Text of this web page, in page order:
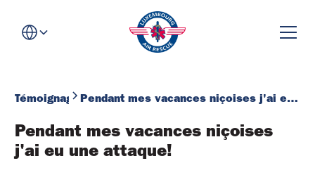
Témoignages Pendant mes vacances niçoises j'ai eu une attaque!
Pendant mes vacances niçoises
j'ai eu une attaque!